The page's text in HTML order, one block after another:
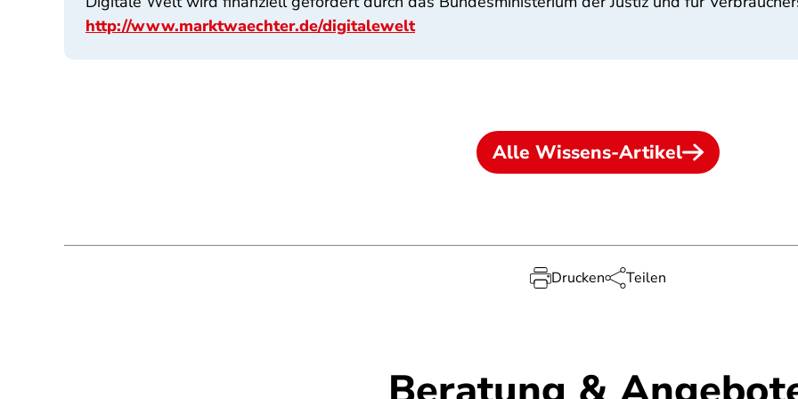
http://www.marktwaechter.de/digitalewelt
Alle Wissens-Artikel
Drucken Teilen